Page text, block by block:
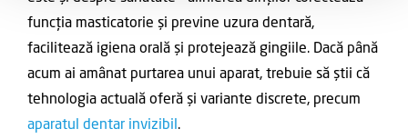
funcția masticatorie și previne uzura dentară,
facilitează igiena orală și protejează gingiile. Dacă până
acum ai amânat purtarea unui aparat, trebuie să știi că
tehnologia actuală oferă și variante discrete, precum
aparatul dentar invizibil.